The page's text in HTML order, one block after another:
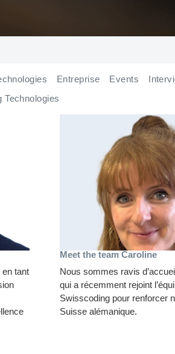
Entreprise Events
Technologies
en tant
Meet the team Caroline
Nous sommes ravis
qui a récemment rejoint
Swisscoding pour renforcer
Suisse alémanique.